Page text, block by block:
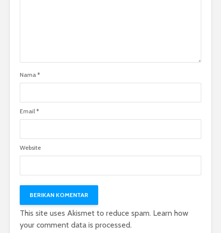
Nama *
Email *
Website
This site uses Akismet to reduce spam. Learn how
your comment data is processed.